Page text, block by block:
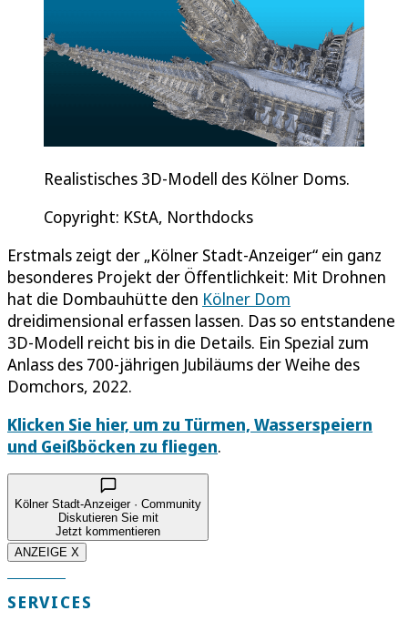
Realistisches 3D-Modell des Kölner Doms.
Copyright: KStA, Northdocks
Erstmals zeigt der „Kölner Stadt-Anzeiger“ ein ganz
besonderes Projekt der Öffentlichkeit: Mit Drohnen
hat die Dombauhütte den Kölner Dom
dreidimensional erfassen lassen. Das so entstandene
3D-Modell reicht bis in die Details. Ein Spezial zum
Anlass des 700-jährigen Jubiläums der Weihe des
Domchors, 2022.
Klicken Sie hier, um zu Türmen, Wasserspeiern
und Geißböcken zu fliegen.
Kölner Stadt-Anzeiger · Community
Diskutieren Sie mit
Jetzt kommentieren
ANZEIGE X
SERVICES